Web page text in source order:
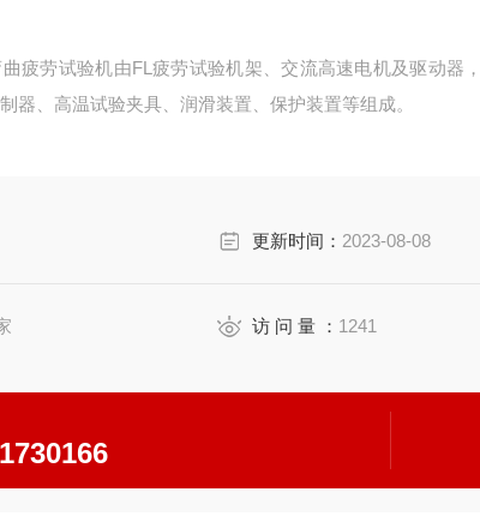
疲劳试验机由FL疲劳试验机架、交流高速电机及驱动器
器、高温试验夹具、润滑装置、保护装置等组成。
更新时间： 2023-08-08
访 问 量 ： 1241